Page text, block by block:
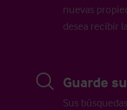
nuevas
desea recibir
Guarde
Sus